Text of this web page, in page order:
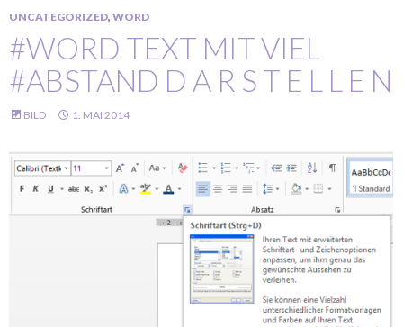
UNCATEGORIZED, WORD
#WORD TEXT MIT VIEL
#ABSTAND D A R S T E L L E N
BILD 1. MAI 2014